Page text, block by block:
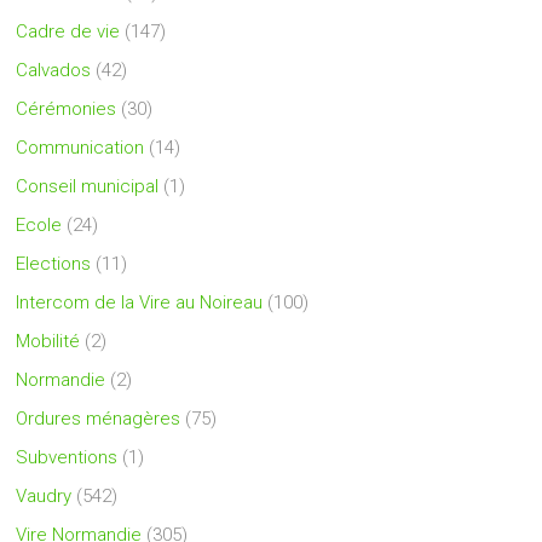
Cadre de vie (147)
Calvados (42)
Cérémonies (30)
Communication (14)
Conseil municipal (1)
Ecole (24)
Elections (11)
Intercom de la Vire au Noireau (100)
Mobilité (2)
Normandie (2)
Ordures ménagères (75)
Subventions (1)
Vaudry (542)
Vire Normandie (305)